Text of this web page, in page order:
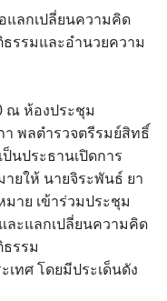
ลกเปลี่ยนความคิด
ธรรมและอำนวยความ
ณ ห้องประชุม
า พลตำรวจตรีรมย์สิทธิ์
นประธานเปิดการ
ยให้ นายจิระพันธ์ ยา
าย เข้าร่วมประชุม
ละแลกเปลี่ยนความคิด
ธรรม
ทศ โดยมีประเด็นดัง